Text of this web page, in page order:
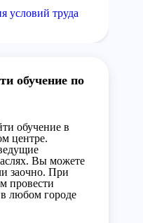
условий труда
обучение по
обучение в
центре.
Вы можете
заочно. При
провести
любом городе